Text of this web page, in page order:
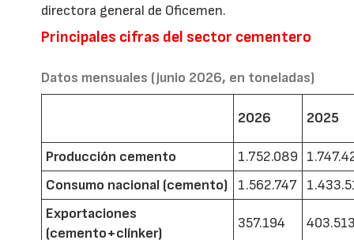
directora general de Oficemen.
Principales cifras del sector cementero
Datos mensuales (junio 2026, en toneladas)
2026 2025
Producción cemento 1.752.089
Consumo nacional (cemento)
1.562.747
Exportaciones
(cemento+clínker)
357.194